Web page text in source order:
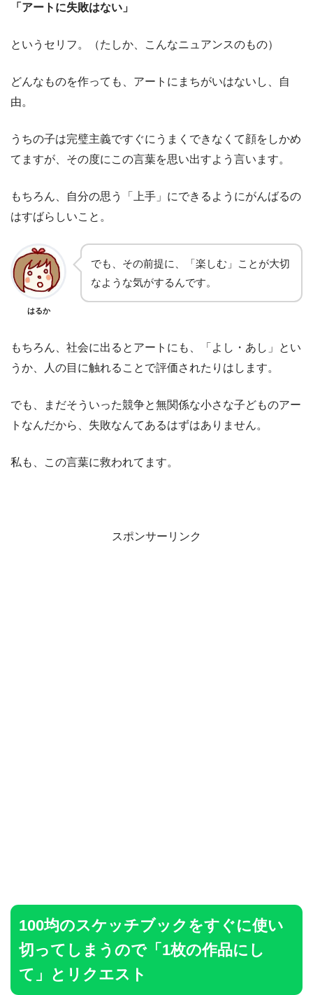
「アートに失敗はない」
というセリフ。（たしか、こんなニュアンスのもの）
どんなものを作っても、アートにまちがいはないし、自
由。
うちの子は完璧主義ですぐにうまくできなくて顔をしかめ
てますが、その度にこの言葉を思い出すよう言います。
もちろん、自分の思う「上手」にできるようにがんばるの
はすばらしいこと。
はるか
でも、その前提に、「楽しむ」ことが大切
なような気がするんです。
もちろん、社会に出るとアートにも、「よし・あし」とい
うか、人の目に触れることで評価されたりはします。
でも、まだそういった競争と無関係な小さな子どものアー
トなんだから、失敗なんてあるはずはありません。
私も、この言葉に救われてます。
スポンサーリンク
100均のスケッチブックをすぐに使い
切ってしまうので「1枚の作品にし
て」とリクエスト